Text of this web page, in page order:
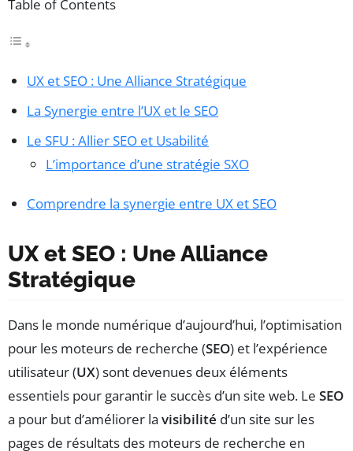
Table of Contents
UX et SEO : Une Alliance Stratégique
La Synergie entre l’UX et le SEO
Le SFU : Allier SEO et Usabilité
L’importance d’une stratégie SXO
Comprendre la synergie entre UX et SEO
UX et SEO : Une Alliance
Stratégique
Dans le monde numérique d’aujourd’hui, l’optimisation
pour les moteurs de recherche (SEO) et l’expérience
utilisateur (UX) sont devenues deux éléments
essentiels pour garantir le succès d’un site web. Le SEO
a pour but d’améliorer la visibilité d’un site sur les
pages de résultats des moteurs de recherche en